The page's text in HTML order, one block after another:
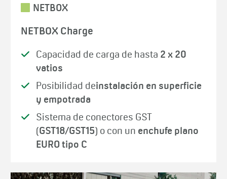
NETBOX
NETBOX Charge
Capacidad de carga de hasta 2 x 20
vatios
Posibilidad deinstalación en superficie
y empotrada
Sistema de conectores GST
(GST18/GST15) o con un enchufe plano
EURO tipo C